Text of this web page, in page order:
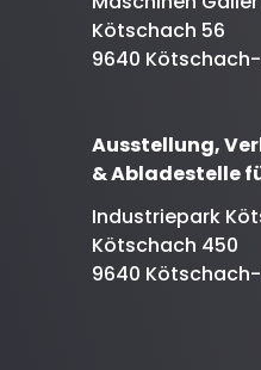
Kötschach 56
9640
Ausstellung,
& Abladestelle
Industriepark
Kötschach 450
9640